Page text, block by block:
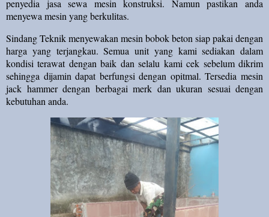
penyedia jasa sewa mesin konstruksi. Namun pastikan anda
menyewa mesin yang berkulitas.
Sindang Teknik menyewakan mesin bobok beton siap pakai dengan
harga yang terjangkau. Semua unit yang kami sediakan dalam
kondisi terawat dengan baik dan selalu kami cek sebelum dikrim
sehingga dijamin dapat berfungsi dengan opitmal. Tersedia mesin
jack hammer dengan berbagai merk dan ukuran sesuai dengan
kebutuhan anda.